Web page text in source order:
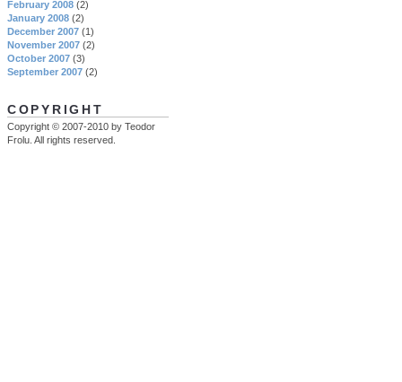
February 2008 (2)
January 2008 (2)
December 2007 (1)
November 2007 (2)
October 2007 (3)
September 2007 (2)
COPYRIGHT
Copyright © 2007-2010 by Teodor
Frolu. All rights reserved.